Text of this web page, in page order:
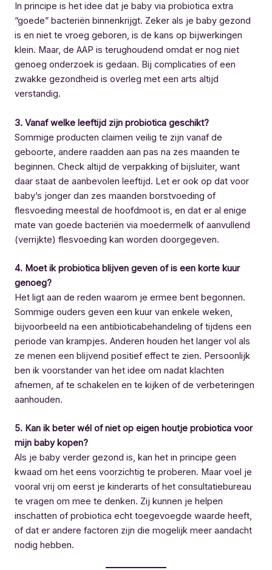
In principe is het idee dat je baby via probiotica extra
“goede” bacteriën binnenkrijgt. Zeker als je baby gezond
is en niet te vroeg geboren, is de kans op bijwerkingen
klein. Maar, de AAP is terughoudend omdat er nog niet
genoeg onderzoek is gedaan. Bij complicaties of een
zwakke gezondheid is overleg met een arts altijd
verstandig.
3. Vanaf welke leeftijd zijn probiotica geschikt?
Sommige producten claimen veilig te zijn vanaf de
geboorte, andere raadden aan pas na zes maanden te
beginnen. Check altijd de verpakking of bijsluiter, want
daar staat de aanbevolen leeftijd. Let er ook op dat voor
baby’s jonger dan zes maanden borstvoeding of
flesvoeding meestal de hoofdmoot is, en dat er al enige
mate van goede bacteriën via moedermelk of aanvullend
(verrijkte) flesvoeding kan worden doorgegeven.
4. Moet ik probiotica blijven geven of is een korte kuur
genoeg?
Het ligt aan de reden waarom je ermee bent begonnen.
Sommige ouders geven een kuur van enkele weken,
bijvoorbeeld na een antibioticabehandeling of tijdens een
periode van krampjes. Anderen houden het langer vol als
ze menen een blijvend positief effect te zien. Persoonlijk
ben ik voorstander van het idee om nadat klachten
afnemen, af te schakelen en te kijken of de verbeteringen
aanhouden.
5. Kan ik beter wél of niet op eigen houtje probiotica voor
mijn baby kopen?
Als je baby verder gezond is, kan het in principe geen
kwaad om het eens voorzichtig te proberen. Maar voel je
vooral vrij om eerst je kinderarts of het consultatiebureau
te vragen om mee te denken. Zij kunnen je helpen
inschatten of probiotica echt toegevoegde waarde heeft,
of dat er andere factoren zijn die mogelijk meer aandacht
nodig hebben.